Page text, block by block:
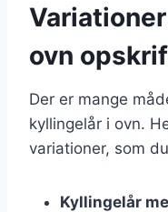
ovn
Der er mange
kyllingelår i ovn.
variationer, som
Kyllingelår